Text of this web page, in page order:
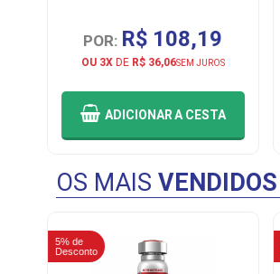
POR: R$ 108,19
OU 3XDE R$ 36,06SEM JUROS
ADICIONARA CESTA
OS MAIS VENDIDOS
5% de
Desconto